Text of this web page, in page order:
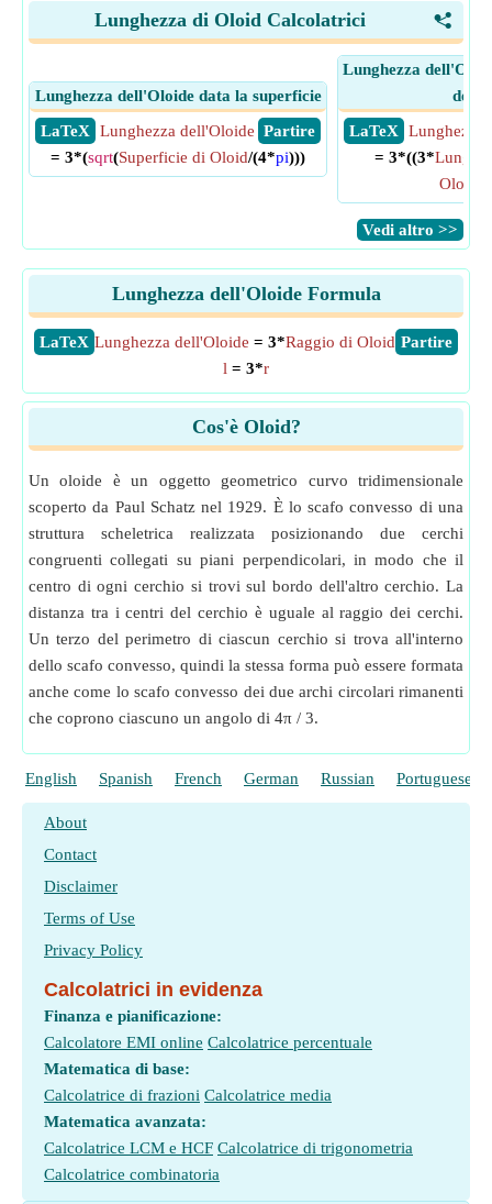
<
Lunghezza di Oloid Calcolatrici
Lunghezza dell'Oloide data la superficie
​ LaTeX
​ Partire
Lunghezza dell'Oloide
= 3*(sqrt(Superficie di Oloid/(4*pi)))
Lunghezza
del
​ LaTeX
Lunghezza
= 3*((3*
Oloid
​Vedi altro >>
Lunghezza dell'Oloide Formula
​LaTeX ​Partire
Lunghezza dell'Oloide = 3*Raggio di Oloid
l = 3*r
Cos'è Oloid?
Un oloide è un oggetto geometrico curvo tridimensionale
scoperto da Paul Schatz nel 1929. È lo scafo convesso di una
struttura scheletrica realizzata posizionando due cerchi
congruenti collegati su piani perpendicolari, in modo che il
centro di ogni cerchio si trovi sul bordo dell'altro cerchio. La
distanza tra i centri del cerchio è uguale al raggio dei cerchi.
Un terzo del perimetro di ciascun cerchio si trova all'interno
dello scafo convesso, quindi la stessa forma può essere formata
anche come lo scafo convesso dei due archi circolari rimanenti
che coprono ciascuno un angolo di 4π / 3.
English Spanish French German Russian Portuguese
About
Contact
Disclaimer
Terms of Use
Privacy Policy
Calcolatrici in evidenza
Finanza e pianificazione:
Calcolatore EMI online Calcolatrice percentuale
Matematica di base:
Calcolatrice di frazioni Calcolatrice media
Matematica avanzata:
Calcolatrice LCM e HCF Calcolatrice di trigonometria
Calcolatrice combinatoria